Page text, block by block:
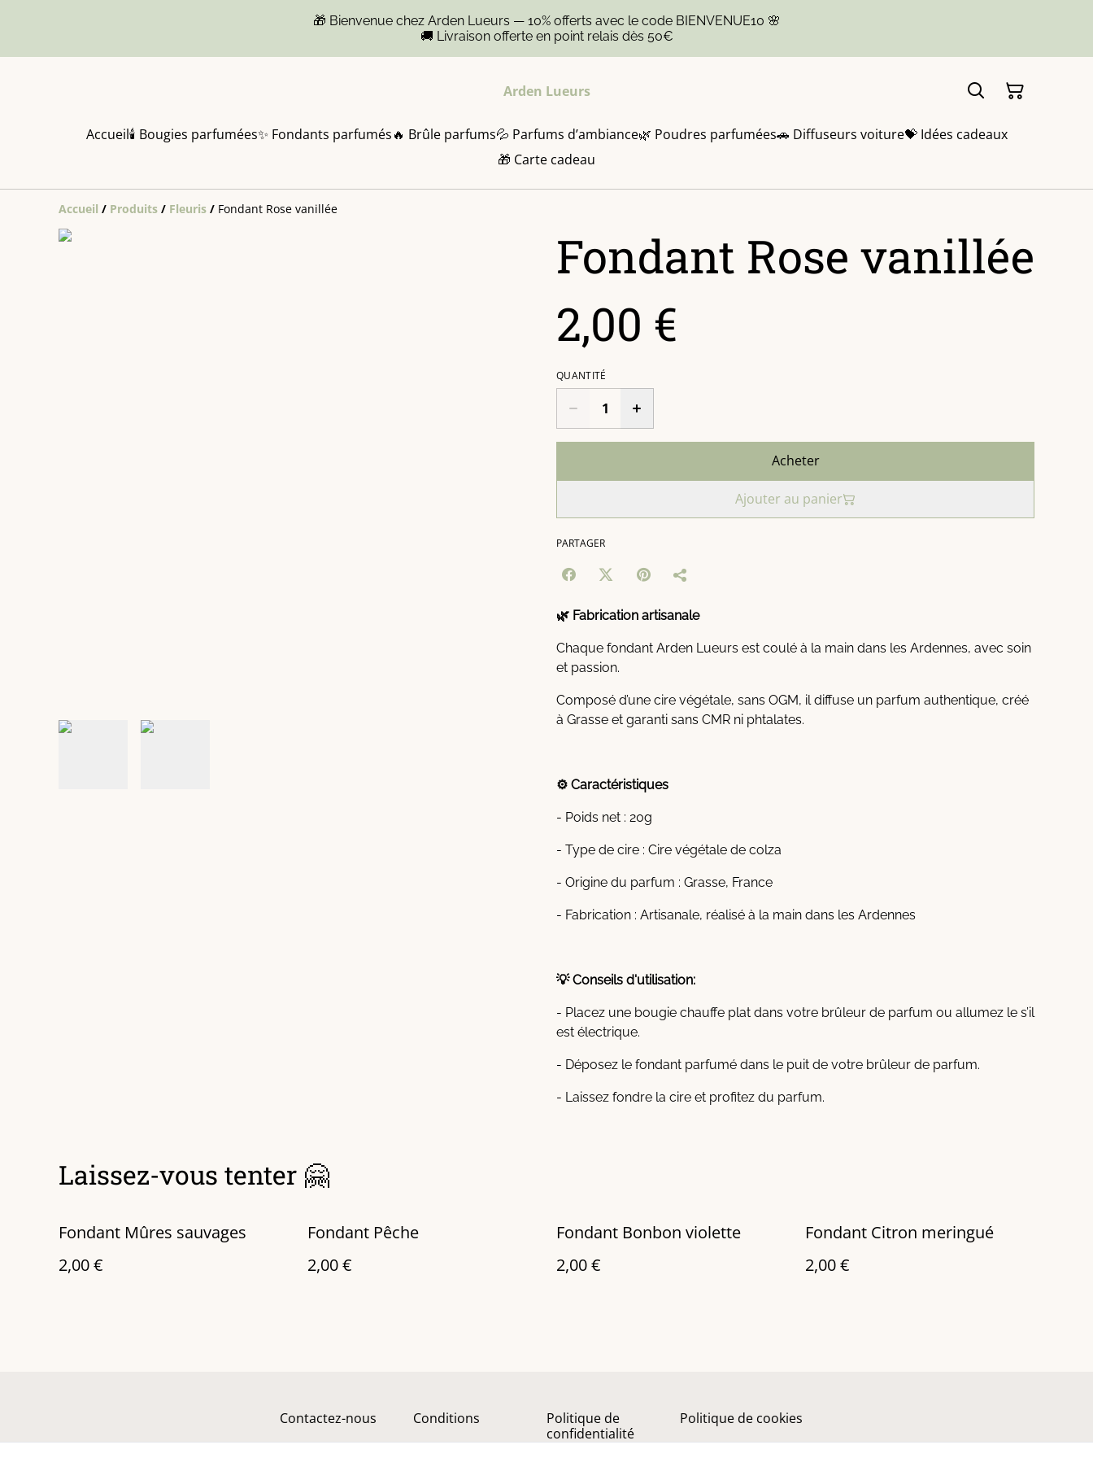
🎁 Bienvenue chez Arden Lueurs — 10% offerts avec le code BIENVENUE10 🌸
🚚 Livraison offerte en point relais dès 50€
Arden Lueurs
Accueil🕯️ Bougies parfumées✨ Fondants parfumés🔥 Brûle parfums💦 Parfums d’ambiance🌿 Poudres parfumées🚗 Diffuseurs voiture💝 Idées cadeaux
🎁 Carte cadeau
Accueil / Produits / Fleuris / Fondant Rose vanillée
Fondant Rose vanillée
2,00 €
QUANTITÉ
Acheter
Ajouter au panier
PARTAGER
🌿 Fabrication artisanale
Chaque fondant Arden Lueurs est coulé à la main dans les Ardennes, avec soin
et passion.
Composé d’une cire végétale, sans OGM, il diffuse un parfum authentique, créé
à Grasse et garanti sans CMR ni phtalates.
⚙️ Caractéristiques
- Poids net : 20g
- Type de cire : Cire végétale de colza
- Origine du parfum : Grasse, France
- Fabrication : Artisanale, réalisé à la main dans les Ardennes
💡 Conseils d'utilisation:
- Placez une bougie chauffe plat dans votre brûleur de parfum ou allumez le s’il
est électrique.
- Déposez le fondant parfumé dans le puit de votre brûleur de parfum.
- Laissez fondre la cire et profitez du parfum.
Laissez-vous tenter 🤗
Fondant Mûres sauvages
2,00 €
Fondant Pêche
2,00 €
Fondant Bonbon violette
2,00 €
Fondant Citron meringué
2,00 €
Contactez-nous Conditions
Politique de
confidentialité
Politique de cookies